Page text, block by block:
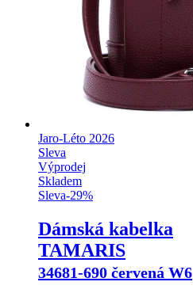
Jaro-Léto 2026
Sleva
Výprodej
Skladem
Sleva-29%
Dámská kabelka
TAMARIS
34681-690 červená W6